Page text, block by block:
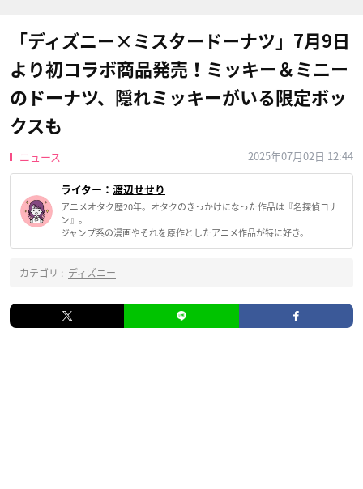
「ディズニー×ミスタードーナツ」7月9日
より初コラボ商品発売！ミッキー＆ミニー
のドーナツ、隠れミッキーがいる限定ボッ
クスも
ニュース 2025年07月02日 12:44
ライター： 渡辺せせり
アニメオタク歴20年。オタクのきっかけになった作品は『名探偵コナ
ン』。
ジャンプ系の漫画やそれを原作としたアニメ作品が特に好き。
カテゴリ : ディズニー